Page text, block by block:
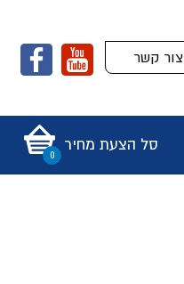
צור קשר
סל הצעת מחיר